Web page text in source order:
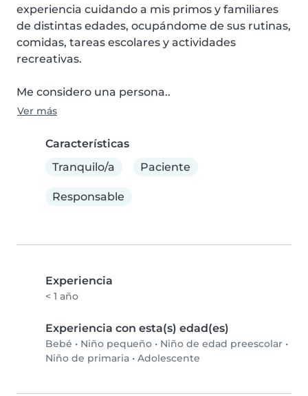
experiencia cuidando a mis primos y familiares
de distintas edades, ocupándome de sus rutinas,
comidas, tareas escolares y actividades
recreativas.
Me considero una persona..
Ver más
Características
Tranquilo/a
Paciente
Responsable
Experiencia
< 1 año
Experiencia con esta(s) edad(es)
Bebé • Niño pequeño • Niño de edad preescolar •
Niño de primaria • Adolescente